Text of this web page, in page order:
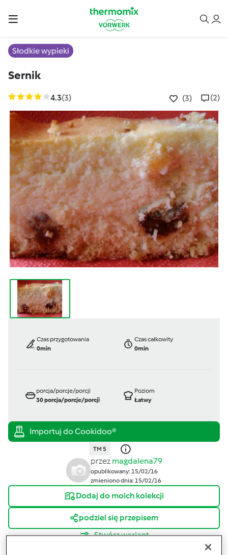
Słodkie wypieki
Sernik
4.3(3) (3) (2)
Czas przygotowania
0min
Czas całkowity
0min
porcja/porcje/porcji
30porcja/porcje/porcji
Poziom
Łatwy
TM 5
przez magdalena79
opublikowany: 15/02/16
zmieniono dnia: 15/02/16
Dodaj do moich kolekcji
podziel się przepisem
Stwórz wariant